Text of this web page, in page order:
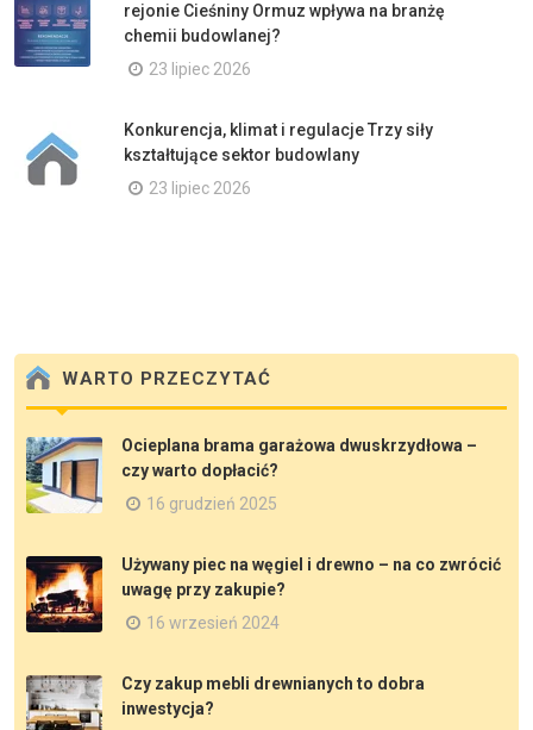
rejonie Cieśniny Ormuz wpływa na branżę
chemii budowlanej?
23 lipiec 2026
Konkurencja, klimat i regulacje Trzy siły
kształtujące sektor budowlany
23 lipiec 2026
WARTO PRZECZYTAĆ
Ocieplana brama garażowa dwuskrzydłowa –
czy warto dopłacić?
16 grudzień 2025
Używany piec na węgiel i drewno – na co zwrócić
uwagę przy zakupie?
16 wrzesień 2024
Czy zakup mebli drewnianych to dobra
inwestycja?